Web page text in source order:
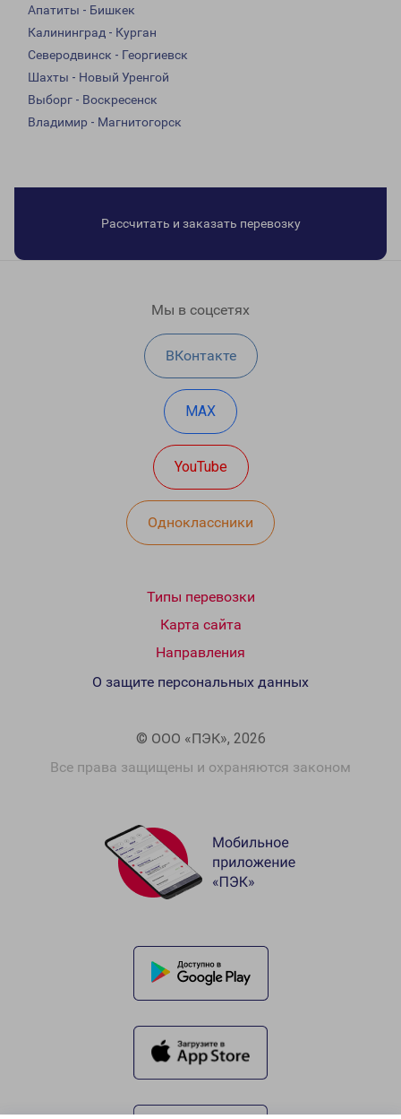
Апатиты - Бишкек
Калининград - Курган
Северодвинск - Георгиевск
Шахты - Новый Уренгой
Выборг - Воскресенск
Владимир - Магнитогорск
Рассчитать и заказать перевозку
Мы в соцсетях
ВКонтакте
MAX
YouTube
Одноклассники
Типы перевозки
Карта сайта
Направления
© ООО «ПЭК», 2026
Все права защищены и охраняются законом
О защите персональных данных